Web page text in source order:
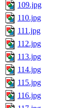
109.jpg
110.jpg
111.jpg
112.jpg
113.jpg
114.jpg
115.jpg
116.jpg